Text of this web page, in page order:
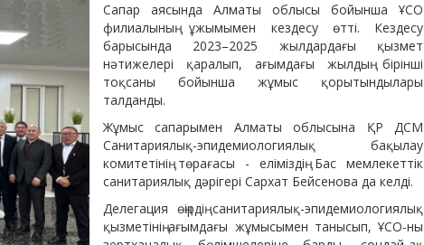
Сапар аясында Алматы облысы бойынша ҰСО
филиалының ұжымымен кездесу өтті. Кездесу
барысында 2023–2025 жылдардағы қызмет
нәтижелері қаралып, ағымдағы жылдың бірінші
тоқсаны бойынша жұмыс қорытындылары
талданды.
Жұмыс сапарымен Алматы облысына ҚР ДСМ
Санитариялық-эпидемиологиялық бақылау
комитетінің төрағасы - еліміздің Бас мемлекеттік
санитариялық дәрігері Сархат Бейсенова да келді.
Делегация өңірдің санитариялық-эпидемиологиялық
қызметінің ағымдағы жұмысымен танысып, ҰСО-ның